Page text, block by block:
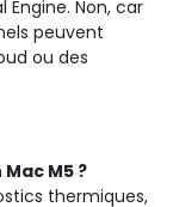
Engine. Non, car
peuvent
ou des
M5 ?
thermiques,